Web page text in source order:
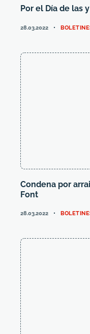
Por el Día de las
28.03.2022
Condena por
Font
28.03.2022